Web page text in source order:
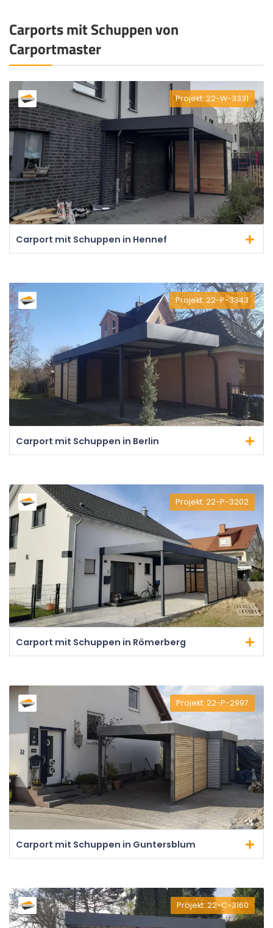
Carports mit Schuppen von
Carportmaster
Projekt: 22-W-3331
Carport mit Schuppen in Hennef
Projekt: 22-P-3343
Carport mit Schuppen in Berlin
Projekt: 22-P-3202
Carport mit Schuppen in Römerberg
Projekt: 22-P-2997
Carport mit Schuppen in Guntersblum
Projekt: 22-C-3160